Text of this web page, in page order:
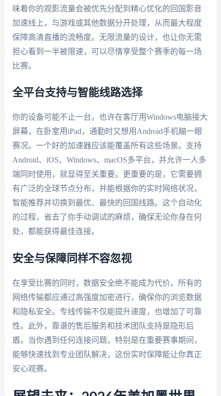
味着你的观影流量会被优先分配到精心优化的回国影音
加速线上，与游戏或其他数据分开处理，从而最大程度
保障高清直播的流畅度。无限流量的设计，也让你无需
担心看到一半被限速，可以尽情享受整个赛季的每一场
比赛。
全平台支持与智能线路选择
你的设备可能不止一台。也许在客厅用Windows电脑接大
屏幕，在卧室用iPad，通勤时又想用Android手机瞄一眼
赛况。一个好的加速器应该能覆盖所有这些场景。支持
Android、iOS、Windows、macOS多平台，并允许一人多
端同时使用，就显得至关重要。更重要的是，它需要拥
有广泛的全球节点分布，并能根据你的实时网络状况，
智能推荐并切换到最优、最快的回国线路。这个自动化
的过程，省去了你手动调试的麻烦，确保无论你身在何
处，都能获得最佳连接。
安全与保障同样不容忽视
在享受比赛的同时，数据安全绝不能成为代价。所有的
网络传输都应通过高强度加密进行，确保你的浏览数据
和隐私安全。专线传输不仅能提升速度，也增加了可靠
性。此外，靠谱的售后服务和技术团队支持是隐形后
盾。当你遇到任何连接问题，特别是在重要赛事期间，
能够快速找到专业团队解决，这份实时保障能让你真正
安心观赛。